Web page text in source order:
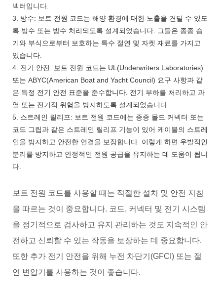
넥터입니다.
3. 방수: 보트 전원 코드는 해양 환경에 대한 노출을 견딜 수 있도
록 방수 또는 방수 처리되도록 설계되었습니다. 그들은 종종 습
기와 부식으로부터 보호하는 특수 절연 및 자켓 재료를 가지고
있습니다.
4. 전기 안전: 보트 전원 코드는 UL(Underwriters Laboratories)
또는 ABYC(American Boat and Yacht Council) 요구 사항과 같
은 특정 전기 안전 표준을 준수합니다. 전기 부하를 처리하고 과
열 또는 전기적 위험을 방지하도록 설계되었습니다.
5. 스트레인 릴리프: 보트 전원 코드에는 종종 몰드 커넥터 또는
코드 그립과 같은 스트레인 릴리프 기능이 있어 케이블의 스트레
인을 방지하고 안전한 연결을 보장합니다. 이렇게 하면 우발적인
분리를 방지하고 안정적인 전원 공급을 유지하는 데 도움이 됩니
다.
보트 전원 코드를 사용할 때는 적절한 설치 및 안전 지침
을 따르는 것이 중요합니다. 코드, 커넥터 및 전기 시스템
을 정기적으로 검사하고 유지 관리하는 것도 지속적인 안
전하고 신뢰할 수 있는 작동을 보장하는 데 중요합니다.
또한 추가 전기 안전을 위해 누전 차단기(GFCI) 또는 절
연 변압기를 사용하는 것이 좋습니다.